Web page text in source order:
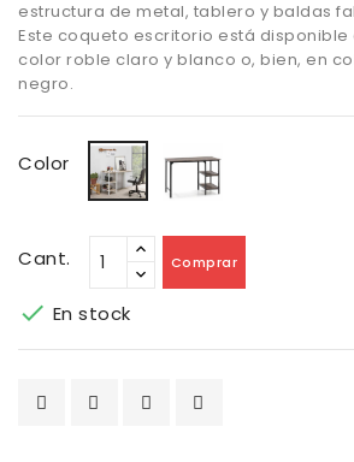
estructura de metal, tablero y baldas
Este coqueto escritorio está disponible
color roble claro y blanco o, bien, en
negro.
Color Blanco
Cant. Comprar
 En stock